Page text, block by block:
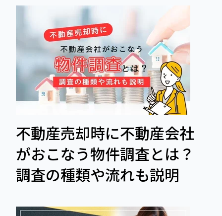
不動産売却時に不動産会社
がおこなう物件調査とは？
調査の種類や流れも説明